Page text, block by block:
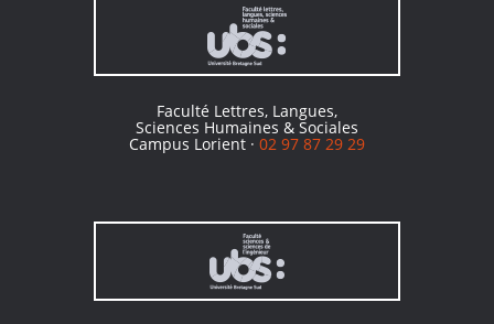
Faculté Lettres, Langues,
Sciences Humaines & Sociales
Campus Lorient · 02 97 87 29 29